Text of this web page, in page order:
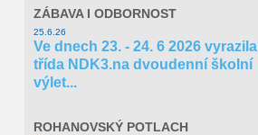
Eduroam
Veřejné zakázky
ZÁBAVA I ODBORNOST
25.6.26
Ve dnech 23. - 24. 6 2026 vyrazila
třída NDK3.na dvoudenní školní
výlet...
ROHANOVSKÝ POTLACH